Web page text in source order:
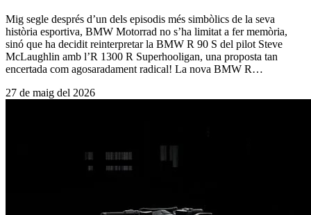
Mig segle després d’un dels episodis més simbòlics de la seva
història esportiva, BMW Motorrad no s’ha limitat a fer memòria,
sinó que ha decidit reinterpretar la BMW R 90 S del pilot Steve
McLaughlin amb l’R 1300 R Superhooligan, una proposta tan
encertada com agosaradament radical! La nova BMW R…
27 de maig del 2026